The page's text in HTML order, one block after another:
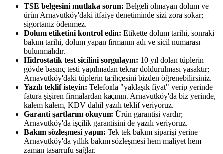
TSE belgesini mutlaka sorun: Belgeli olmayan dolum ve
ürün Arnavutköy'daki itfaiye denetiminde sizi zora sokar;
sigortanız ödenmez.
Dolum etiketini kontrol edin: Etikette dolum tarihi, sonraki
bakım tarihi, dolum yapan firmanın adı ve sicil numarası
bulunmalıdır.
Hidrostatik test sicilini sorgulayın: 10 yıl dolan tüplerin
gövde basınç testi yapılmadan tekrar doldurulması yasaktır;
Arnavutköy'daki tüplerin tarihçesini bizden öğrenebilirsiniz.
Yazılı teklif isteyin: Telefonla "yaklaşık fiyat" verip yerinde
fatura şişiren firmalardan kaçının. Arnavutköy'da biz yerinde,
kalem kalem, KDV dahil yazılı teklif veriyoruz.
Garanti şartlarını okuyun: Ürün garantisi vardır;
Arnavutköy'da işçilik garantisini de yazılı veriyoruz.
Bakım sözleşmesi yapın: Tek tek bakım siparişi yerine
Arnavutköy'da yıllık bakım sözleşmesi hem maliyet hem
zaman tasarrufu sağlar.